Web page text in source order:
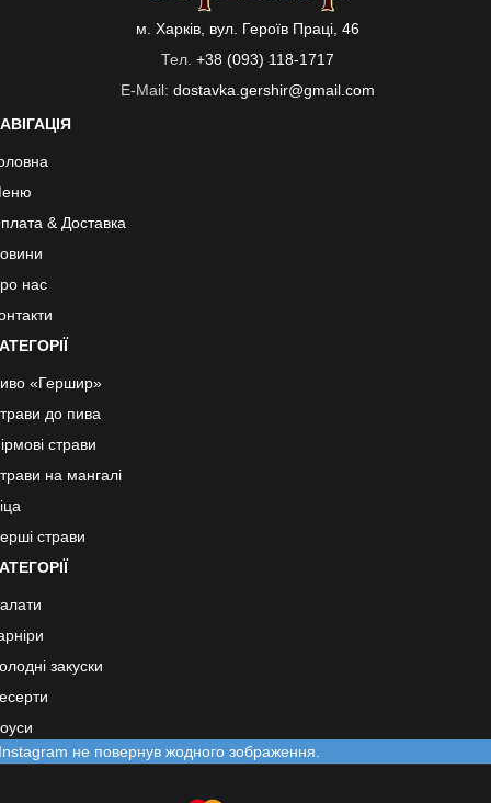
м. Харків, вул. Героїв Праці, 46
Тел. +38 (093) 118-1717
E-Mail: dostavka.gershir@gmail.com
& Доставка
нас
«Гершир»
до пива
страви
на мангалі
страви
закуски
не повернув жодного зображення.